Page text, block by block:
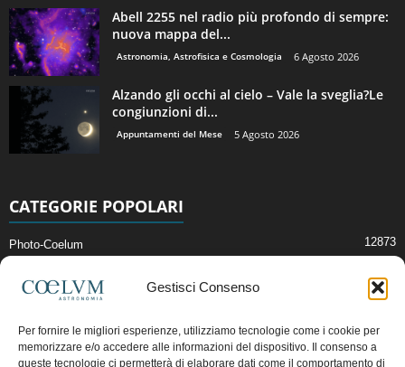
Gestisci Consenso
Per fornire le migliori esperienze, utilizziamo tecnologie come i cookie per
memorizzare e/o accedere alle informazioni del dispositivo. Il consenso a
queste tecnologie ci permetterà di elaborare dati come il comportamento di
Abell 2255 nel radio più profondo di sempre:
nuova mappa del...
Astronomia, Astrofisica e Cosmologia 6 Agosto 2026
Alzando gli occhi al cielo – Vale la sveglia?Le
congiunzioni di...
Appuntamenti del Mese 5 Agosto 2026
CATEGORIE POPOLARI
Photo-Coelum 12873
News di Astronomia 2409
Cielo del Mese
Astronomia, Astrofisica e Cosmologia